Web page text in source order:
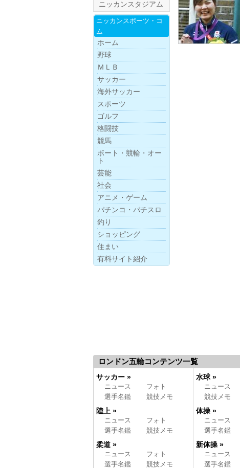
ニッカンスタジアム
ニッカンスポーツ・ コ
ム
ホーム
野球
ＭＬＢ
サッカー
海外サッカー
スポーツ
ゴルフ
格闘技
競馬
ボー ト・ 競輪・ オー
ト
芸能
社会
アニメ・ゲーム
パチンコ・パチスロ
釣り
ショッピング
住まい
有料サイト紹介
ロンドン五輪コンテンツ一覧
サッカー »
ニュース
フォト
選手名鑑
競技メモ
陸上 »
ニュース
フォト
選手名鑑
競技メモ
柔道 »
ニュース
フォト
選手名鑑
競技メモ
水球 »
ニュース
競技メモ
体操 »
ニュース
選手名鑑
新体操 »
ニュース
選手名鑑